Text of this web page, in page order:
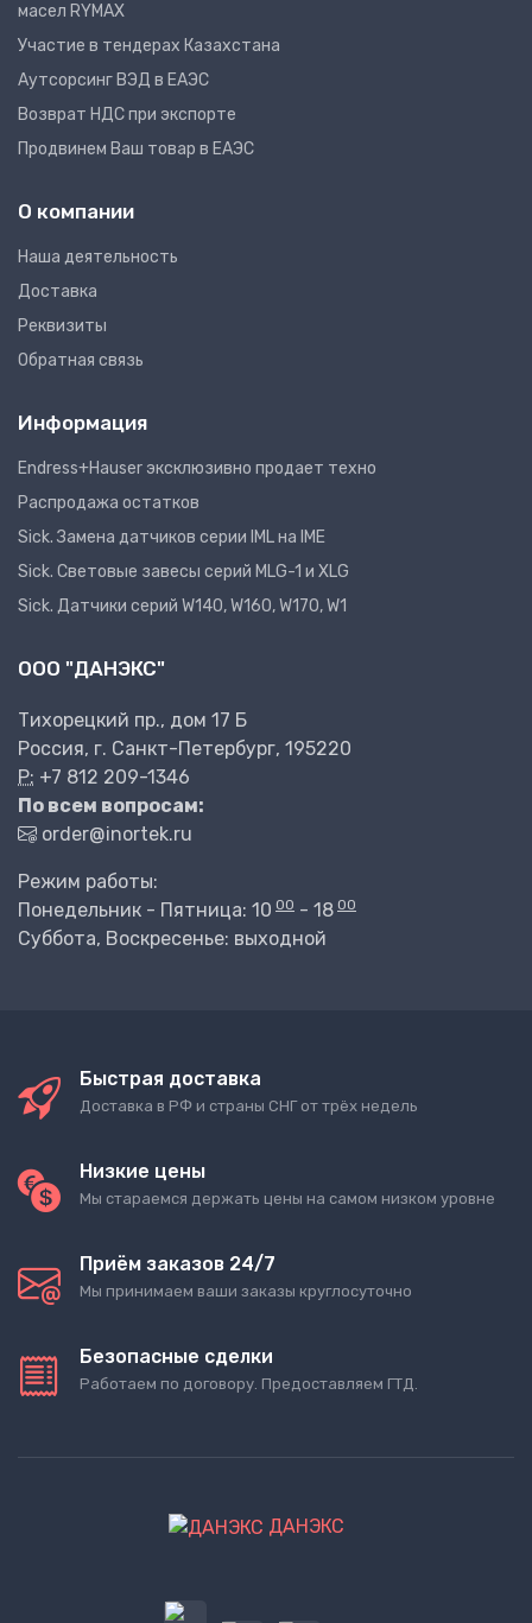
масел RYMAX
Участие в тендерах Казахстана
Аутсорсинг ВЭД в ЕАЭС
Возврат НДС при экспорте
Продвинем Ваш товар в ЕАЭС
О компании
Наша деятельность
Доставка
Реквизиты
Обратная связь
Информация
Endress+Hauser эксклюзивно продает техно
Распродажа остатков
Sick. Замена датчиков серии IML на IME
Sick. Световые завесы серий MLG-1 и XLG
Sick. Датчики серий W140, W160, W170, W1
ООО "ДАНЭКС"
Тихорецкий пр., дом 17 Б
Россия, г. Санкт-Петербург, 195220
P: +7 812 209-1346
По всем вопросам:
order@inortek.ru
Режим работы:
Понедельник - Пятница: 10 00 - 18 00
Суббота, Воскресенье: выходной
Быстрая доставка
Доставка в РФ и страны СНГ от трёх недель
Низкие цены
Мы стараемся держать цены на самом низком уровне
Приём заказов 24/7
Мы принимаем ваши заказы круглосуточно
Безопасные сделки
Работаем по договору. Предоставляем ГТД.
ДАНЭКС